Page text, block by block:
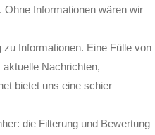
Ohne Informationen wären wir
Informationen. Eine Fülle von
Nachrichten,
bietet uns eine schier
die Filterung und Bewertung